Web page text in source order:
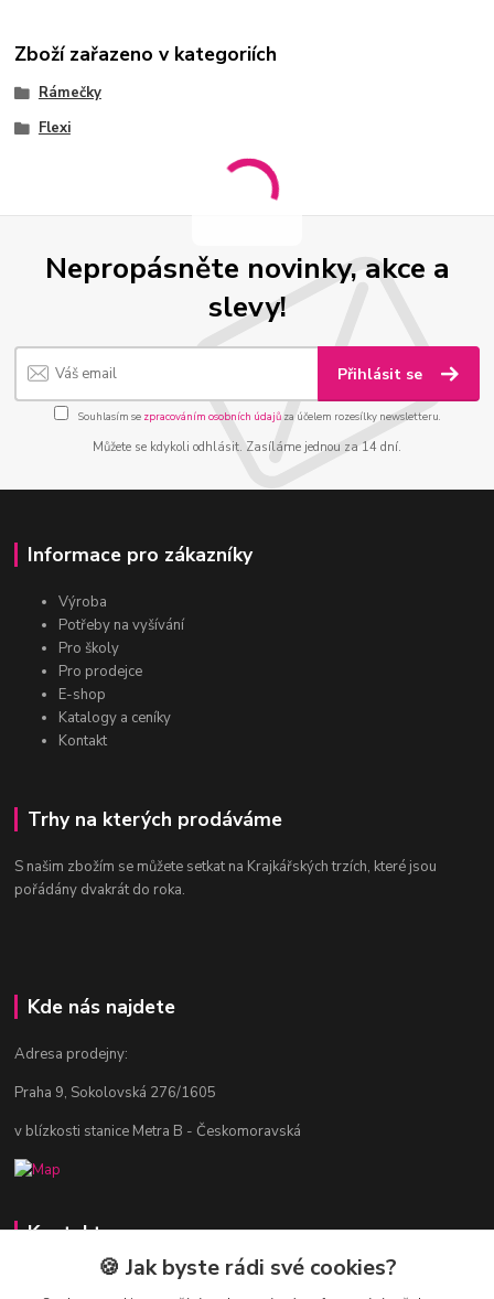
Zboží zařazeno v kategoriích
Rámečky
Flexi
Nepropásněte novinky, akce a
slevy!
Přihlásit se
Souhlasím se zpracováním osobních údajůza účelem rozesílky newsletteru.
Můžete se kdykoli odhlásit. Zasíláme jednou za 14 dní.
Informace pro zákazníky
Výroba
Potřeby na vyšívání
Pro školy
Pro prodejce
E-shop
Katalogy a ceníky
Kontakt
Trhy na kterých prodáváme
S našim zbožím se můžete setkat na Krajkářských trzích, které jsou
pořádány dvakrát do roka.
Kde nás najdete
Adresa prodejny:
Praha 9, Sokolovská 276/1605
v blízkosti stanice Metra B - Českomoravská
Kontakty
Jitka Vlasáková
🍪 Jak byste rádi své cookies?